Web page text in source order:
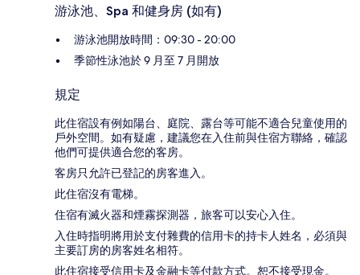
游泳池、Spa 和健身房 (如有)
游泳池開放時間：09:30 - 20:00
季節性泳池於 9 月至 7 月開放
規定
此住宿設有例如陽台、庭院、露台等可能不適合兒童使用的
戶外空間。如有疑慮，建議您在入住前與住宿方聯絡，確認
他們可提供適合您的客房。
客房只允許已登記的房客進入。
此住宿沒有電梯。
住宿有滅火器和煙霧探測器，旅客可以安心入住。
入住時指明將用於支付雜費的信用卡的持卡人姓名，必須與
主要訂房的房客姓名相符。
此住宿接受信用卡及金融卡等付款方式。恕不接受現金。